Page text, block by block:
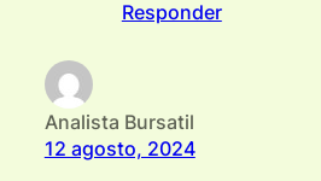
Responder
Analista Bursatil
12 agosto, 2024